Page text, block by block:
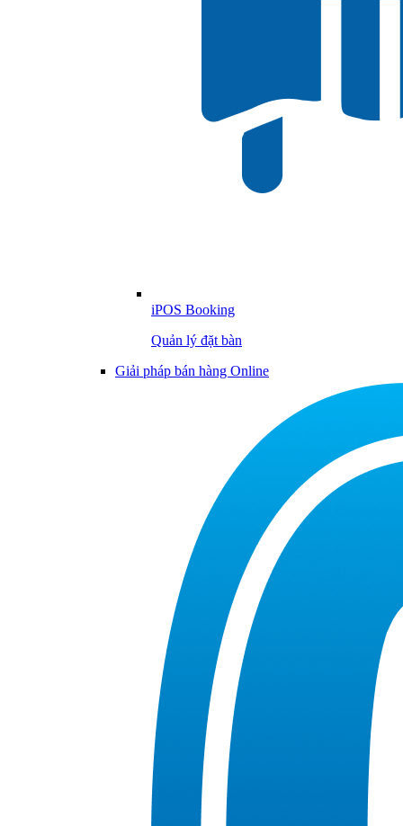
iPOS Booking
Quản lý đặt bàn
Giải pháp bán hàng Online